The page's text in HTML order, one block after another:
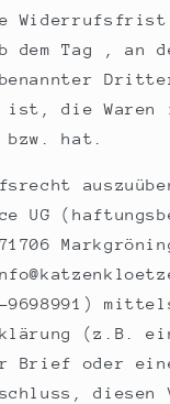
dem Tag , an
ist, die Waren
bzw. hat.
UG
9698991)
(z.B.
Brief oder
diesen